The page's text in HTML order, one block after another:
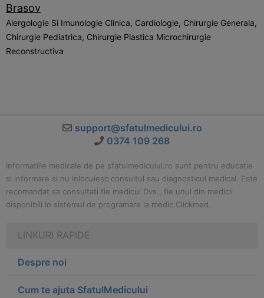
Brasov
Alergologie Si Imunologie Clinica, Cardiologie, Chirurgie Generala,
Chirurgie Pediatrica, Chirurgie Plastica Microchirurgie
Reconstructiva
support@sfatulmedicului.ro
0374 109 268
Informatiile medicale de pe sfatulmedicului.ro sunt pentru educatie
si informare si nu inlocuiesc consultul sau diagnosticul medical. Este
recomandat sa consultati fie medicul Dvs., fie unul din medicii
disponibili in sistemul de programare la medic Clickmed.
LINKURI RAPIDE
Despre noi
Cum te ajuta SfatulMedicului